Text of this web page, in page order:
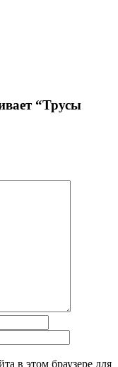
“Трусы
в этом браузере для